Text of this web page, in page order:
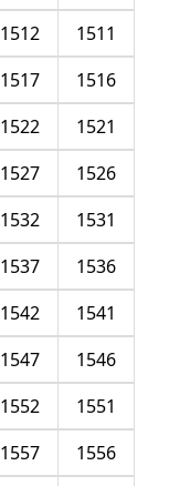
1511
1512
1516
1517
1521
1522
1526
1527
1531
1532
1536
1537
1541
1542
1546
1547
1551
1552
1556
1557